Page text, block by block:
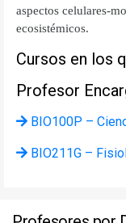
aspectos celulares-
ecosistémicos.
Cursos en los
Profesor
BIO100P –
BIO211G –